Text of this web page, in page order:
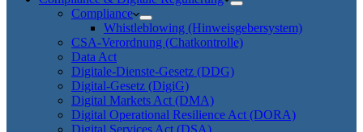
Compliance
Whistleblowing (Hinweisgebersystem)
CSA-Verordnung (Chatkontrolle)
Data Act
Digitale-Dienste-Gesetz (DDG)
Digital-Gesetz (DigiG)
Digital Markets Act (DMA)
Digital Operational Resilience Act (DORA)
Digital Services Act (DSA)